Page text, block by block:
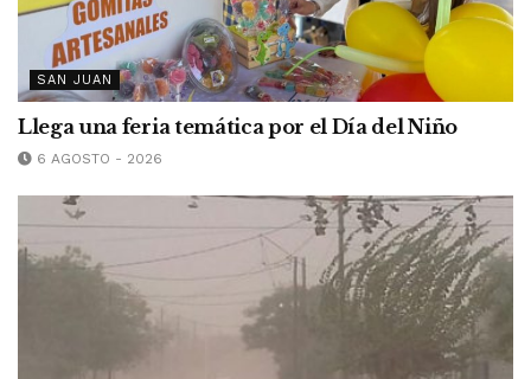
SAN JUAN
Llega una feria temática por el Día del Niño
6 AGOSTO - 2026